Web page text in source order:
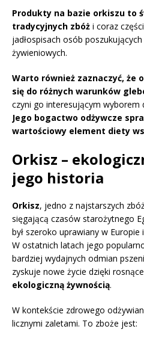
Produkty na bazie orkiszu to
tradycyjnych zbóż i coraz
jadłospisach osób
żywieniowych.
Warto również zaznaczyć, że
się do różnych warunków
czyni go interesującym wyborem
Jego bogactwo odżywcze
wartościowy element diety
Orkisz –
jego historia
Orkisz, jedno z najstarszych
sięgającą czasów starożytnego
był szeroko uprawiany w Europie
W ostatnich latach jego
bardziej wydajnych odmian
zyskuje nowe życie dzięki
ekologiczną żywnością.
W kontekście zdrowego
licznymi zaletami. To zboże jest: